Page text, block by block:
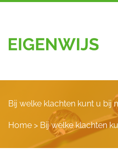
Bij welke klachten kunt u bij
Home > Bij welke klachten